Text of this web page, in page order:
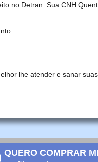
no Detran. Sua CNH
lhe atender e sanar
QUERO COMPRAR